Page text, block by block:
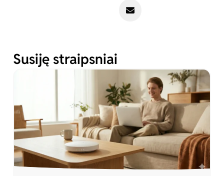
Susiję straipsniai